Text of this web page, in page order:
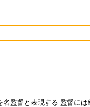
監督と表現する 監督に